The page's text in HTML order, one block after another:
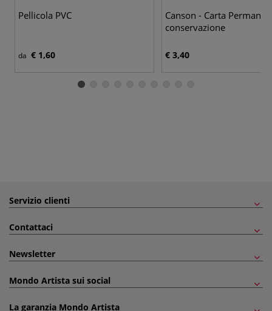
Pellicola PVC
da € 1,60
Canson - Carta
conservazione
€ 3,40
Servizio clienti
Contattaci
Newsletter
Mondo Artista sui social
La garanzia Mondo Artista